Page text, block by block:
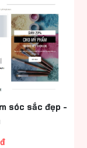
sóc sắc đẹp -